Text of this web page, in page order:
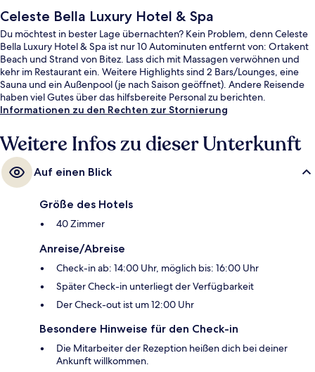
Celeste Bella Luxury Hotel & Spa
Du möchtest in bester Lage übernachten? Kein Problem, denn Celeste
Bella Luxury Hotel & Spa ist nur 10 Autominuten entfernt von: Ortakent
Beach und Strand von Bitez. Lass dich mit Massagen verwöhnen und
kehr im Restaurant ein. Weitere Highlights sind 2 Bars/Lounges, eine
Sauna und ein Außenpool (je nach Saison geöffnet). Andere Reisende
haben viel Gutes über das hilfsbereite Personal zu berichten.
Informationen zu den Rechten zur Stornierung
Weitere Infos zu dieser Unterkunft
Auf einen Blick
Größe des Hotels
40 Zimmer
Anreise/Abreise
Check-in ab: 14:00 Uhr, möglich bis: 16:00 Uhr
Später Check-in unterliegt der Verfügbarkeit
Der Check-out ist um 12:00 Uhr
Besondere Hinweise für den Check-in
Die Mitarbeiter der Rezeption heißen dich bei deiner
Ankunft willkommen.